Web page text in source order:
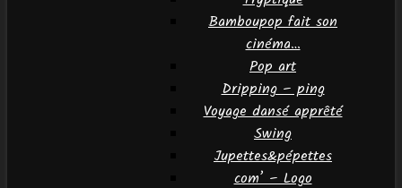
Bamboupop fait son
cinéma…
Pop art
Dripping – ping
Voyage dansé apprêté
Swing
Jupettes&pépettes
com’ – Logo